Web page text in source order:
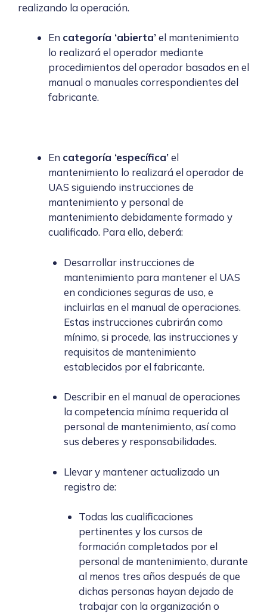
realizando la operación.
En categoría ‘abierta’el mantenimiento
lo realizará el operador mediante
procedimientos del operador basados en el
manual o manuales correspondientes del
fabricante.
En categoría ‘específica’el
mantenimiento lo realizará el operador de
UAS siguiendo instrucciones de
mantenimiento y personal de
mantenimiento debidamente formado y
cualificado. Para ello, deberá:
Desarrollar instrucciones de
mantenimiento para mantener el UAS
en condiciones seguras de uso, e
incluirlas en el manual de operaciones.
Estas instrucciones cubrirán como
mínimo, si procede, las instrucciones y
requisitos de mantenimiento
establecidos por el fabricante.
Describir en el manual de operaciones
la competencia mínima requerida al
personal de mantenimiento, así como
sus deberes y responsabilidades.
Llevar y mantener actualizado un
registro de:
Todas las cualificaciones
pertinentes y los cursos de
formación completados por el
personal de mantenimiento, durante
al menos tres años después de que
dichas personas hayan dejado de
trabajar con la organización o